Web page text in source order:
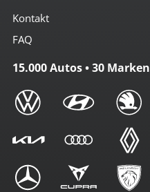
Kontakt
FAQ
15.000 Autos • 30 Marken